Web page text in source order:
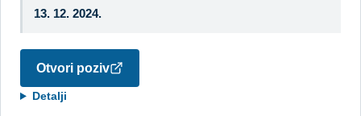
13. 12. 2024.
Otvori poziv
Detalji